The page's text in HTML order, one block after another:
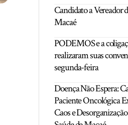
Candidato a Vereador
Macaé
PODEMOS e a
realizaram suas
segunda-feira
Doença Não Espera:
Paciente Oncológica
Caos e